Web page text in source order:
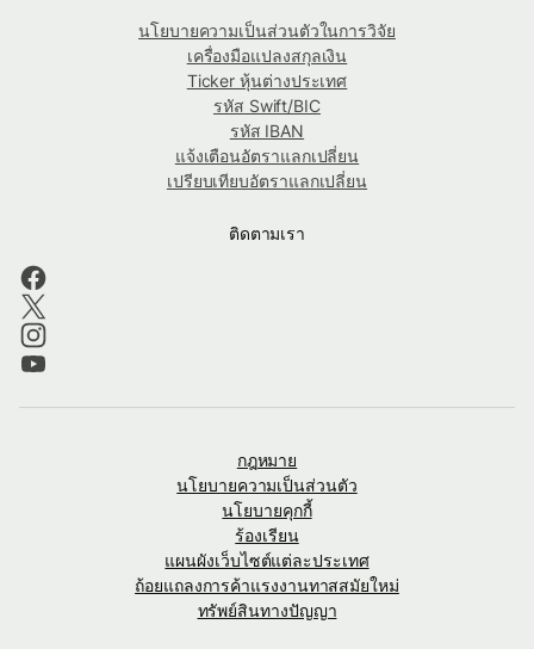
นโยบายความเป็นส่วนตัวในการวิจัย
เครื่องมือแปลงสกุลเงิน
Ticker หุ้นต่างประเทศ
รหัส Swift/BIC
รหัส IBAN
แจ้งเตือนอัตราแลกเปลี่ยน
เปรียบเทียบอัตราแลกเปลี่ยน
ติดตามเรา
กฎหมาย
นโยบายความเป็นส่วนตัว
นโยบายคุกกี้
ร้องเรียน
แผนผังเว็บไซต์แต่ละประเทศ
ถ้อยแถลงการค้าแรงงานทาสสมัยใหม่
ทรัพย์สินทางปัญญา